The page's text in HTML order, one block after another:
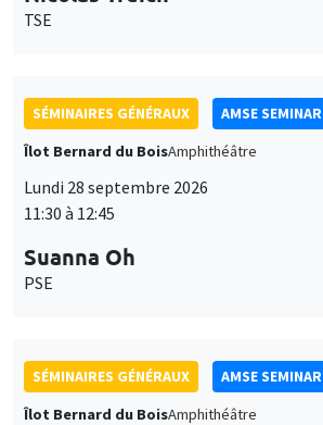
TSE
SÉMINAIRES GÉNÉRAUX
AMSE SEMINAR
Îlot Bernard du BoisAmphithéâtre
Lundi 28 septembre 2026
11:30 à 12:45
Suanna Oh
PSE
SÉMINAIRES GÉNÉRAUX
AMSE SEMINAR
Îlot Bernard du BoisAmphithéâtre